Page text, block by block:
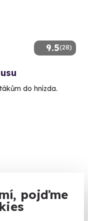
pojďme
9.5(28)
do hnízda.
požádat svojí
ve dvou užít společné